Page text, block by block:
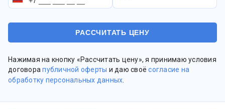
Нажимая на кнопку «Рассчитать цену», я принимаю условия
договорапубличной оферты и даю своёсогласие на
обработку персональных данных